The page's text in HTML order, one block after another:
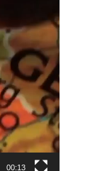
00:13